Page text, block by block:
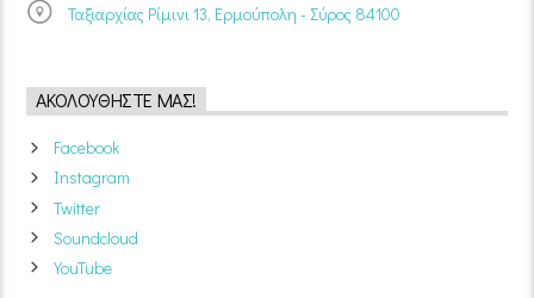
Ταξιαρχίας Ρίμινι 13, Ερμούπολη - Σύρος 84100
ΑΚΟΛΟΥΘΉΣΤΕ ΜΑΣ!
Facebook
Instagram
Twitter
Soundcloud
YouTube